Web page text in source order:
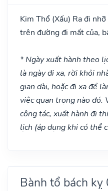
Kim Thổ (Xấu) Ra đi
trên đường đi mất của,
* Ngày xuất hành theo
là ngày đi xa, rời khỏi
gian dài, hoặc đi xa để
việc quan trọng nào đó.
công tác, xuất hành đi
lịch (áp dụng khi có thể
Bành tổ bách